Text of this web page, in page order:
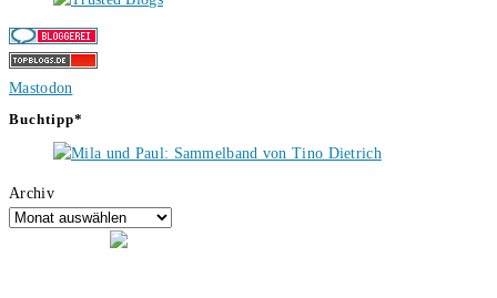
Mastodon
Buchtipp*
Archiv